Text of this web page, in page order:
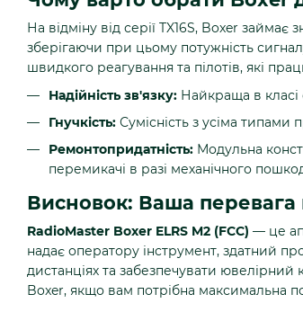
На відміну від серії TX16S, Boxer
зберігаючи при цьому потужність
швидкого реагування та пілотів, які
Надійність зв'язку: Найкраща в класі
Гнучкість: Сумісність з усіма типами
Ремонтопридатність: Модульна
перемикачі в разі механічного
Висновок: Ваша перевага
RadioMaster Boxer ELRS M2 (FCC) — це
надає оператору інструмент, здатний
дистанціях та забезпечувати
Boxer, якщо вам потрібна максимальна